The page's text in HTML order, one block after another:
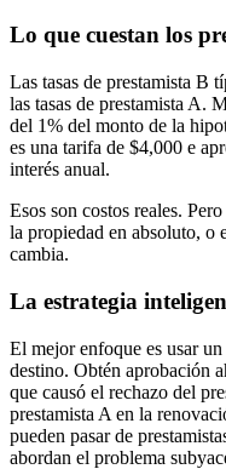
Lo que cuestan los
Las tasas de prestamista B
las tasas de prestamista A.
del 1% del monto de la
es una tarifa de $4,000 e
interés anual.
Esos son costos reales.
la propiedad en absoluto, o
cambia.
La estrategia
El mejor enfoque es usar
destino. Obtén aprobación
que causó el rechazo del
prestamista A en la
pueden pasar de
abordan el problema